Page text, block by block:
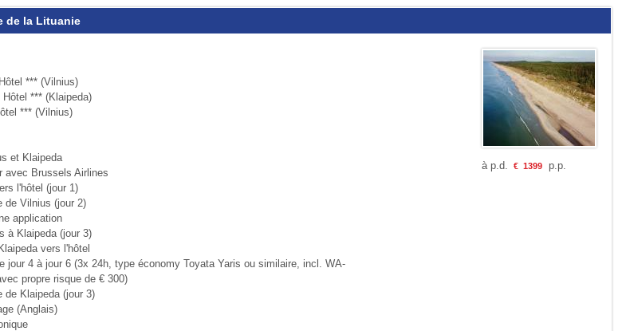
de la Lituanie
*** (Vilnius)
*** (Klaipeda)
*** (Vilnius)
et Klaipeda
avec Brussels Airlines
l'hôtel (jour 1)
de Vilnius (jour 2)
application
à Klaipeda (jour 3)
vers l'hôtel
jour 4 à jour 6 (3x 24h, type économy Toyata Yaris ou similaire, incl. WA-
propre risque de € 300)
de Klaipeda (jour 3)
(Anglais)
à p.d. € 1399p.p.